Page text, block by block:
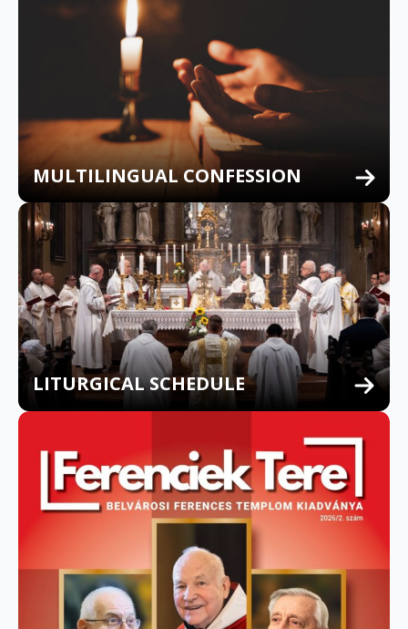
MULTILINGUAL CONFESSION
LITURGICAL SCHEDULE